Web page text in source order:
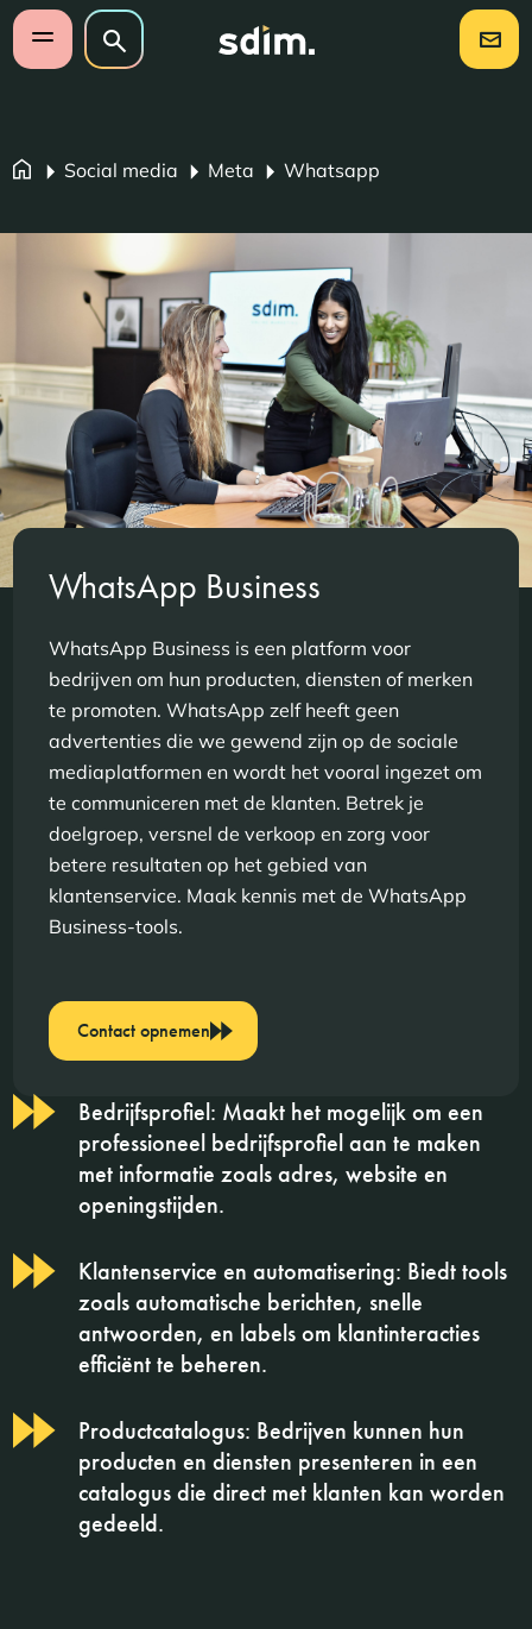
Navigatie overslaan
Open mobiel menu
Zoeken op website
Zoeken
Social media Meta Whatsapp
WhatsApp Business
WhatsApp Business is een platform voor
bedrijven om hun producten, diensten of merken
te promoten. WhatsApp zelf heeft geen
advertenties die we gewend zijn op de sociale
mediaplatformen en wordt het vooral ingezet om
te communiceren met de klanten. Betrek je
doelgroep, versnel de verkoop en zorg voor
betere resultaten op het gebied van
klantenservice. Maak kennis met de WhatsApp
Business-tools.
Contact opnemen
Bedrijfsprofiel: Maakt het mogelijk om een
professioneel bedrijfsprofiel aan te maken
met informatie zoals adres, website en
openingstijden.
Klantenservice en automatisering: Biedt tools
zoals automatische berichten, snelle
antwoorden, en labels om klantinteracties
efficiënt te beheren.
Productcatalogus: Bedrijven kunnen hun
producten en diensten presenteren in een
catalogus die direct met klanten kan worden
gedeeld.